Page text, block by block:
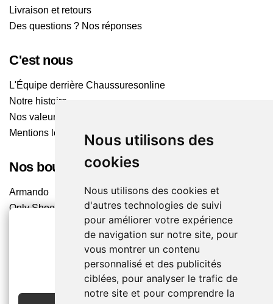
Nous utilisons des
cookies
Nous utilisons des cookies et
d'autres technologies de suivi
pour améliorer votre expérience
de navigation sur notre site, pour
vous montrer un contenu
personnalisé et des publicités
ciblées, pour analyser le trafic de
notre site et pour comprendre la
2€ OFFERTS
EN CRÉANT UN COMPTE
Livraison et retours
Des questions ? Nos réponses
C'est nous
L'Équipe derrière Chaussuresonline
Notre histoire
Nos valeurs
Mentions légales
Nos boutiques
Armando
Only Shoes
Trouvez le magasin le plus proche
Chaussuresonline sur les Médias sociaux